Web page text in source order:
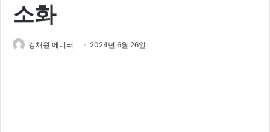
소화
강채원 에디터 2024년 6월 26일